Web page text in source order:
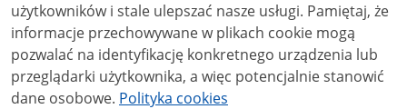
użytkowników i stale ulepszać nasze usługi. Pamiętaj, że
informacje przechowywane w plikach cookie mogą
pozwalać na identyfikację konkretnego urządzenia lub
przeglądarki użytkownika, a więc potencjalnie stanowić
dane osobowe. Polityka cookies